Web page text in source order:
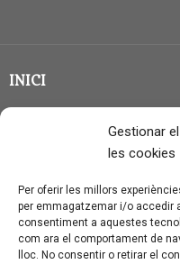
Gestionar
les cookies
Per oferir les millors
per emmagatzemar i/o accedir
consentiment a aquestes
com ara el comportament de
lloc. No consentir o retirar el
INICI
QUI SOC?
CONTACTE
AVÍS LEGAL I